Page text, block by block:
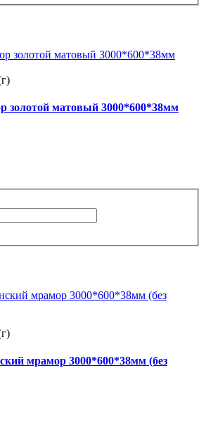
золотой матовый 3000*600*38мм
мрамор 3000*600*38мм (без